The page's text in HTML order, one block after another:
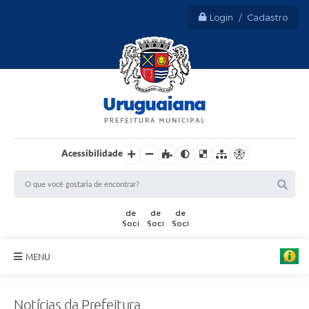
Login / Cadastro
Acessibilidade
MENU
Notícias da Prefeitura